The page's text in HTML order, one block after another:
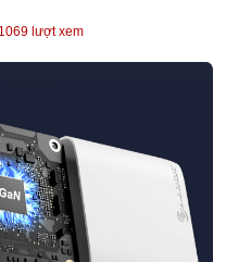
1069 lượt xem